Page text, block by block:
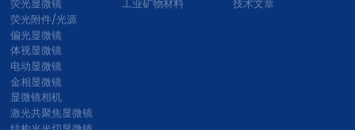
荧光显微镜
荧光附件/光源
偏光显微镜
体视显微镜
电动显微镜
金相显微镜
显微镜相机
激光共聚焦显微镜
工业矿物材料
技术文章